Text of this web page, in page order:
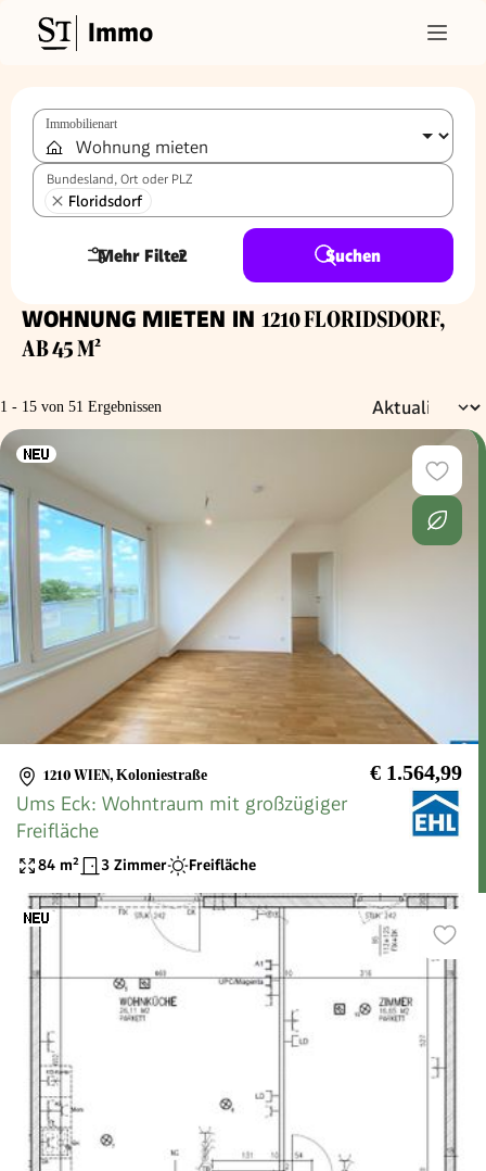
Immo
Immobilienart
Bundesland, Ort oder PLZ
Floridsdorf
Mehr Filter
2 Suchen
WOHNUNG MIETEN IN 1210 FLORIDSDORF,
AB 45 M²
1 - 15 von 51 Ergebnissen
1210 WIEN, Koloniestraße € 1.564,99
Ums Eck: Wohntraum mit großzügiger
Freifläche
84 m² 3 Zimmer Freifläche